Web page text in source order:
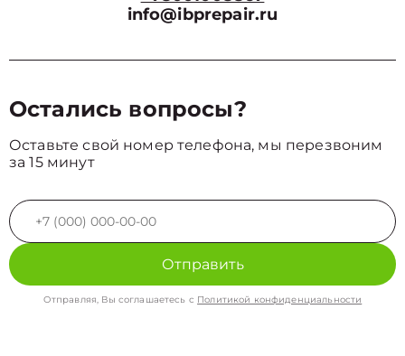
info@ibprepair.ru
Остались вопросы?
Оставьте свой номер телефона, мы перезвоним
за 15 минут
Отправить
Отправляя, Вы соглашаетесь с Политикой конфиденциальности